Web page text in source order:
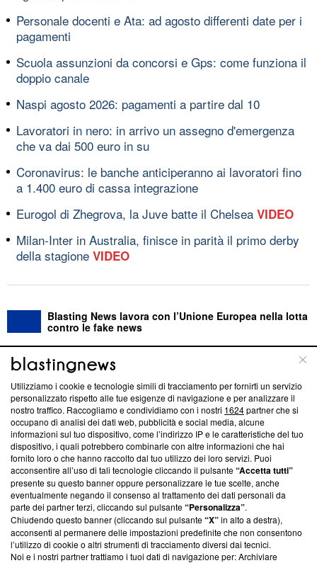
Personale docenti e Ata: ad agosto differenti date per i
pagamenti
Scuola assunzioni da concorsi e Gps: come funziona il
doppio canale
Naspi agosto 2026: pagamenti a partire dal 10
Lavoratori in nero: in arrivo un assegno d'emergenza
che va dai 500 euro in su
Coronavirus: le banche anticiperanno ai lavoratori fino
a 1.400 euro di cassa integrazione
Eurogol di Zhegrova, la Juve batte il Chelsea VIDEO
Milan-Inter in Australia, finisce in parità il primo derby
della stagione VIDEO
Blasting News lavora con l’Unione Europea nella lotta
contro le fake news
ABOUT LINEA EDITORIALE
Questa sezione offre informazioni trasparenti su Blasting
News, sui nostri processi editoriali e su come ci impegniamo a
creare news di qualità. Inoltre, afferma la nostra aderenza a
‘Trust Project - News with Integrity’Blasting News non è
ancora membro del programma, ma ha richiesto di farne
parte; Trust Project non ha ancora effettuato una verifica di
conformità agli standard.
Su di noi
Team editoriale
Utilizziamo i cookie e tecnologie simili di tracciamento per fornirti un servizio
personalizzato rispetto alle tue esigenze di navigazione e per analizzare il
nostro traffico. Raccogliamo e condividiamo con i nostri 1624partner che si
occupano di analisi dei dati web, pubblicità e social media, alcune
informazioni sul tuo dispositivo, come l’indirizzo IP e le caratteristiche del tuo
dispositivo, i quali potrebbero combinarle con altre informazioni che hai
fornito loro o che hanno raccolto dal tuo utilizzo dei loro servizi. Puoi
acconsentire all’uso di tali tecnologie cliccando il pulsante“Accetta tutti”
presente su questo banner oppure personalizzare le tue scelte, anche
eventualmente negando il consenso al trattamento dei dati personali da
parte dei partner terzi, cliccando sul pulsante“Personalizza”.
Chiudendo questo banner (cliccando sul pulsante“X”in alto a destra),
acconsenti al permanere delle impostazioni predefinite che non consentono
l’utilizzo di cookie o altri strumenti di tracciamento diversi dai tecnici.
Noi e i nostri partner trattiamo i tuoi dati di navigazione per: Archiviare